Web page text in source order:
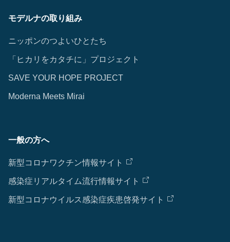
モデルナの取り組み
ニッポンのつよいひとたち
「ヒカリをカタチに」プロジェクト
SAVE YOUR HOPE PROJECT
Moderna Meets Mirai
一般の方へ
新型コロナワクチン情報サイト
感染症リアルタイム流行情報サイト
新型コロナウイルス感染症疾患啓発サイト